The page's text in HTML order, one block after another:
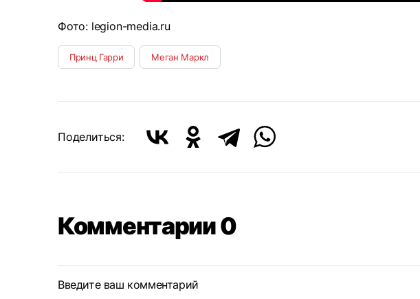
Фото: legion-media.ru
Принц Гарри Меган Маркл
Поделиться:
Комментарии 0
Введите ваш комментарий